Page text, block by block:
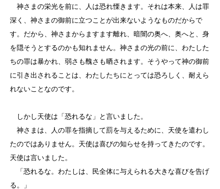
神さまの栄光を前に、人は恐れ慄きます。それは本来、人は罪
深く、神さまの御前に立つことが出来ないようなものだからで
す。だから、神さまからますます離れ、暗闇の奥へ、奥へと、身
を隠そうとするのかも知れません。神さまの光の前に、わたした
ちの罪は暴かれ、弱さも醜さも晒されます。そうやって神の御前
に引き出されることは、わたしたちにとっては恐ろしく、耐えら
れないことなのです。
しかし天使は「恐れるな」と言いました。
神さまは、人の罪を指摘して罰を与えるために、天使を遣わし
たのではありません。天使は喜びの知らせを持ってきたのです。
天使は言いました。
「恐れるな。わたしは、民全体に与えられる大きな喜びを告げ
る。」